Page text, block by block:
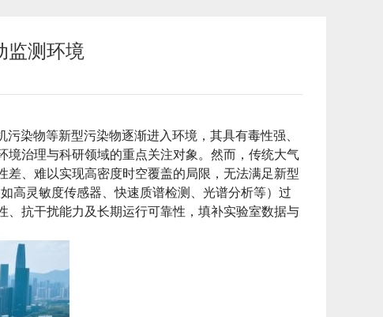
监测环境
染物等新型污染物逐渐进入环境，其具有毒性强、
治理与科研领域的重点关注对象。然而，传统大气
、难以实现高密度时空覆盖的局限，无法满足新型
高灵敏度传感器、快速质谱检测、光谱分析等）过
抗干扰能力及长期运行可靠性，填补实验室数据与